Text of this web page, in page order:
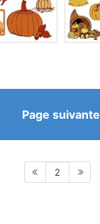
Page suivante
2